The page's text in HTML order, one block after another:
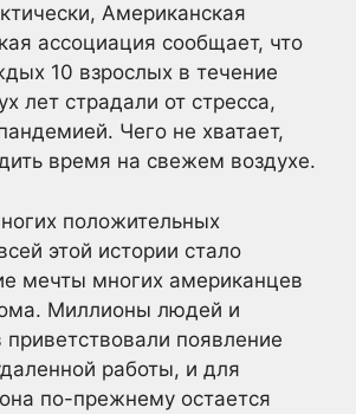
Американская
ассоциация сообщает, что
10 взрослых в течение
лет страдали от стресса,
Чего не хватает,
время на свежем воздухе.
положительных
этой истории стало
мечты многих американцев
Миллионы людей и
приветствовали появление
работы, и для
по-прежнему остается